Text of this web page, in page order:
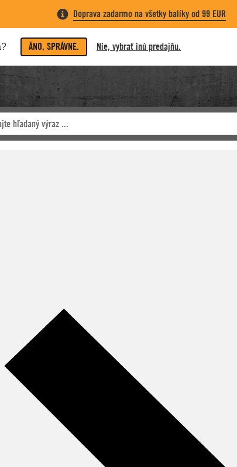
Doprava zadarmo na všetky balíky od 99 EUR
ÁNO, SPRÁVNE. Nie, vybrať inú predajňu.